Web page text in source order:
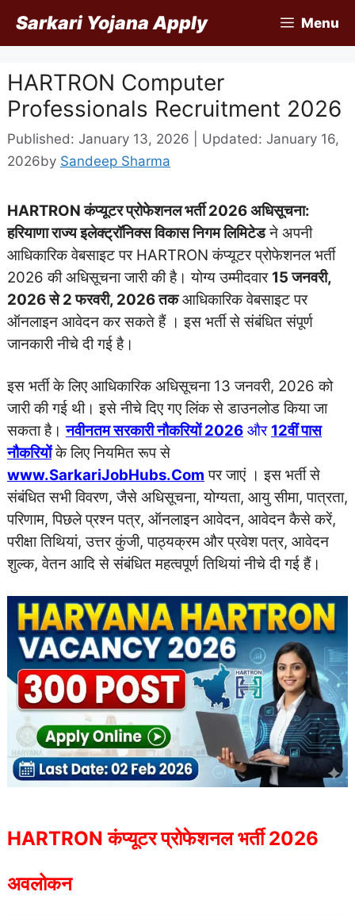
content
Sarkari Yojana Apply Menu
HARTRON Computer
Professionals Recruitment 2026
Published: January 13, 2026 | Updated: January 16,
2026by Sandeep Sharma
HARTRON कंप्यूटर प्रोफेशनल भर्ती 2026 अधिसूचना:
हरियाणा राज्य इलेक्ट्रॉनिक्स विकास निगम लिमिटेडने अपनी
आधिकारिक वेबसाइट पर HARTRON कंप्यूटर प्रोफेशनल भर्ती
2026 की अधिसूचना जारी की है। योग्य उम्मीदवार 15 जनवरी,
2026 से 2 फरवरी, 2026 तकआधिकारिक वेबसाइट पर
ऑनलाइन आवेदन कर सकते हैं । इस भर्ती से संबंधित संपूर्ण
जानकारी नीचे दी गई है।
इस भर्ती के लिए आधिकारिक अधिसूचना 13 जनवरी, 2026 को
जारी की गई थी। इसे नीचे दिए गए लिंक से डाउनलोड किया जा
सकता है।नवीनतम सरकारी नौकरियों 2026 और 12वीं पास
नौकरियोंके लिए नियमित रूप से
www.SarkariJobHubs.Com पर जाएं । इस भर्ती से
संबंधित सभी विवरण, जैसे अधिसूचना, योग्यता, आयु सीमा, पात्रता,
परिणाम, पिछले प्रश्न पत्र, ऑनलाइन आवेदन, आवेदन कैसे करें,
परीक्षा तिथियां, उत्तर कुंजी, पाठ्यक्रम और प्रवेश पत्र, आवेदन
शुल्क, वेतन आदि से संबंधित महत्वपूर्ण तिथियां नीचे दी गई हैं।
HARTRON कंप्यूटर प्रोफेशनल भर्ती 2026
अवलोकन